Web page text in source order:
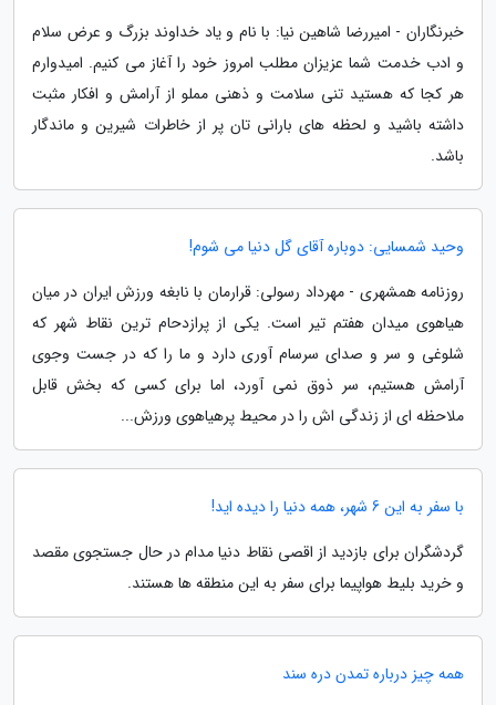
خبرنگاران - امیررضا شاهین نیا: با نام و یاد خداوند بزرگ و عرض سلام
و ادب خدمت شما عزیزان مطلب امروز خود را آغاز می کنیم. امیدوارم
هر کجا که هستید تنی سلامت و ذهنی مملو از آرامش و افکار مثبت
داشته باشید و لحظه های بارانی تان پر از خاطرات شیرین و ماندگار
باشد.
وحید شمسایی: دوباره آقای گل دنیا می شوم!
روزنامه همشهری - مهرداد رسولی: قرارمان با نابغه ورزش ایران در میان
هیاهوی میدان هفتم تیر است. یکی از پرازدحام ترین نقاط شهر که
شلوغی و سر و صدای سرسام آوری دارد و ما را که در جست وجوی
آرامش هستیم، سر ذوق نمی آورد، اما برای کسی که بخش قابل
ملاحظه ای از زندگی اش را در محیط پرهیاهوی ورزش...
با سفر به این 6 شهر، همه دنیا را دیده اید!
گردشگران برای بازدید از اقصی نقاط دنیا مدام در حال جستجوی مقصد
و خرید بلیط هواپیما برای سفر به این منطقه ها هستند.
همه چیز درباره تمدن دره سند